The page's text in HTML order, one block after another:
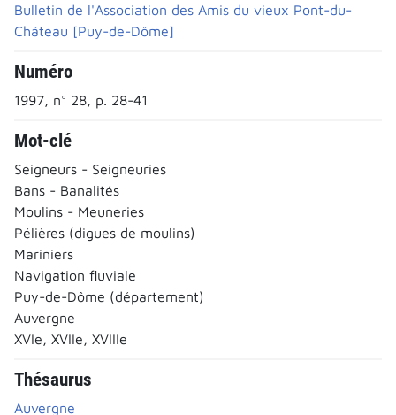
Bulletin de l'Association des Amis du vieux Pont-du-
Château [Puy-de-Dôme]
Numéro
1997, n° 28, p. 28-41
Mot-clé
Seigneurs - Seigneuries
Bans - Banalités
Moulins - Meuneries
Pélières (digues de moulins)
Mariniers
Navigation fluviale
Puy-de-Dôme (département)
Auvergne
XVIe, XVIIe, XVIIIe
Thésaurus
Auvergne